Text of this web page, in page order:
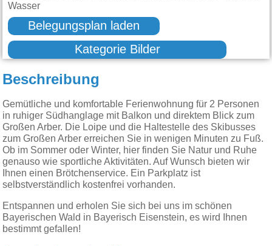
Wasser
Belegungsplan laden
Kategorie Bilder
Beschreibung
Gemütliche und komfortable Ferienwohnung für 2 Personen
in ruhiger Südhanglage mit Balkon und direktem Blick zum
Großen Arber. Die Loipe und die Haltestelle des Skibusses
zum Großen Arber erreichen Sie in wenigen Minuten zu Fuß.
Ob im Sommer oder Winter, hier finden Sie Natur und Ruhe
genauso wie sportliche Aktivitäten. Auf Wunsch bieten wir
Ihnen einen Brötchenservice. Ein Parkplatz ist
selbstverständlich kostenfrei vorhanden.
Entspannen und erholen Sie sich bei uns im schönen
Bayerischen Wald in Bayerisch Eisenstein, es wird Ihnen
bestimmt gefallen!